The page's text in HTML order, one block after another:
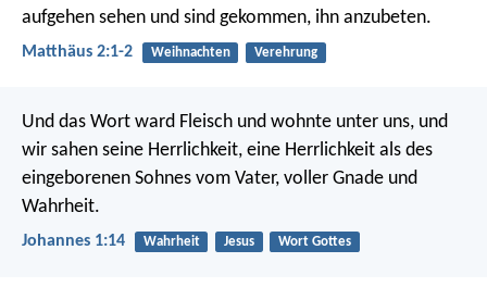
aufgehen sehen und sind gekommen, ihn anzubeten.
Matthäus 2:1-2 Weihnachten Verehrung
Und das Wort ward Fleisch und wohnte unter uns, und
wir sahen seine Herrlichkeit, eine Herrlichkeit als des
eingeborenen Sohnes vom Vater, voller Gnade und
Wahrheit.
Johannes 1:14 Wahrheit Jesus Wort Gottes